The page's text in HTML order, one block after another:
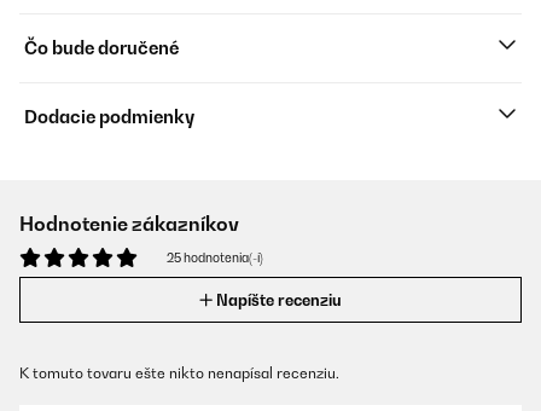
Čo bude doručené
Dodacie podmienky
Hodnotenie zákazníkov
25 hodnotenia(-í)
Napíšte recenziu
K tomuto tovaru ešte nikto nenapísal recenziu.